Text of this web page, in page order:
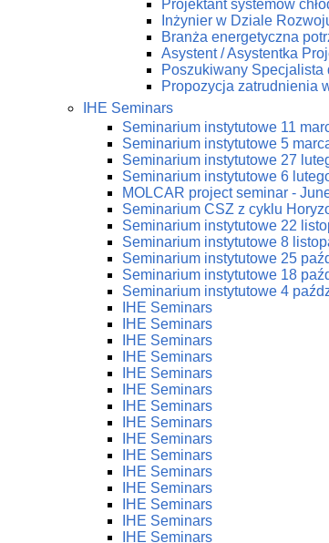
Projektant systemów
Inżynier w Dziale
Branża energetyczna
Asystent / Asystentka
Poszukiwany Specjalista
Propozycja zatrudnienia
IHE Seminars
Seminarium instytutowe 11
Seminarium instytutowe 5
Seminarium instytutowe 27
Seminarium instytutowe 6
MOLCAR project seminar -
Seminarium CSZ z cyklu
Seminarium instytutowe 22
Seminarium instytutowe 8
Seminarium instytutowe 25
Seminarium instytutowe 18
Seminarium instytutowe 4
IHE Seminars
IHE Seminars
IHE Seminars
IHE Seminars
IHE Seminars
IHE Seminars
IHE Seminars
IHE Seminars
IHE Seminars
IHE Seminars
IHE Seminars
IHE Seminars
IHE Seminars
IHE Seminars
IHE Seminars